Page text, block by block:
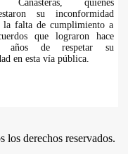
Canasteras, quienes
su inconformidad
la falta de cumplimiento a
que lograron hace
años de respetar su
en esta vía pública.
derechos reservados.